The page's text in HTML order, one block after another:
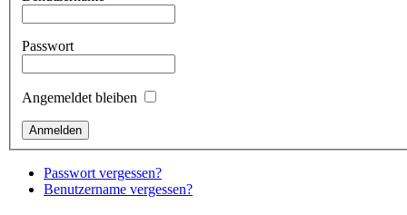
Passwort
Angemeldet bleiben
Passwort vergessen?
Benutzername vergessen?